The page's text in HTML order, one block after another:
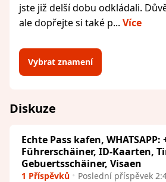
jste již delší dobu odkládali.
ale dopřejte si také p... Více
Vybrat znamení
Diskuze
Echte Pass kafen, WHATSAPP:
Führerschäiner, ID-Kaarten,
Gebuertsschäiner, Visaen
1 Příspěvků Poslední příspěvek